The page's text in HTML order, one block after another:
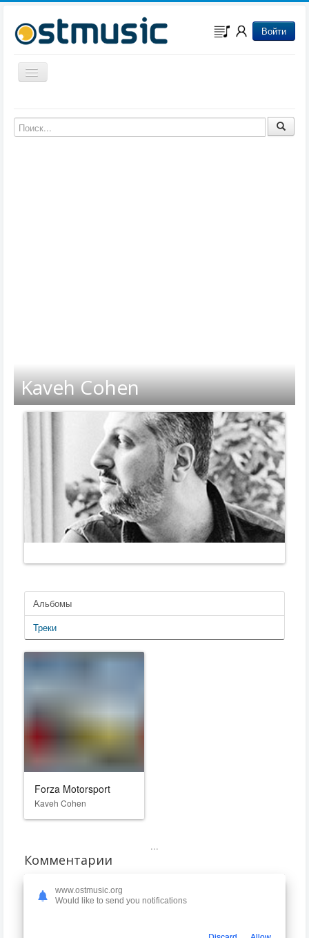
Войти
Включить/выключить навигацию
Музыка из мультфильмов
Музыка из сериалов
Kaveh Cohen
Альбомы
Треки
Forza Motorsport
Kaveh Cohen
...
Комментарии
оценивать, оставлять комментарии, создавать
www.ostmusic.org
Would like to send you notifications